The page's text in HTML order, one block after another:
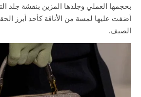
بحجمها العملي وجلدها المزين بنقشة جلد
أضفت عليها لمسة من الأناقة كأحد أبرز
الصيف.